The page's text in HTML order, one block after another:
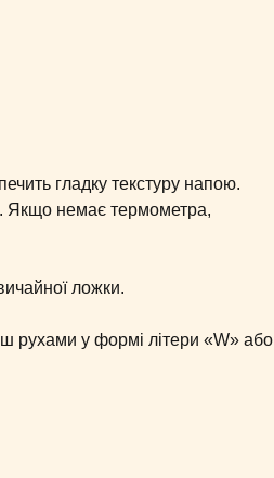
гладку текстуру напою.
Якщо немає термометра,
ложки.
рухами у формі літери «W» або